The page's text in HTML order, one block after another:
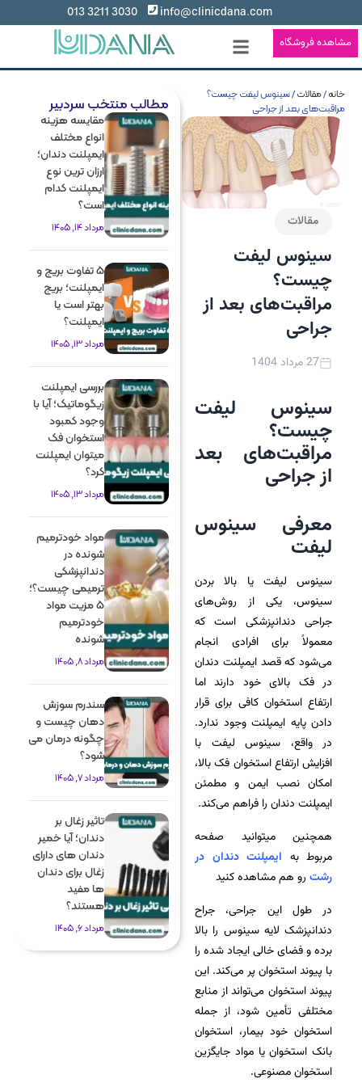
info@clinicdana.com
3030 3211 013
مشاهده فروشگاه
خانه/مقالات/ سینوس لیفت چیست؟
مراقبت‌های بعد از جراحی
مقالات
سینوس لیفت
چیست؟
مراقبت‌های بعد از
جراحی
27 مرداد 1404
سینوس لیفت
چیست؟
مراقبت‌های بعد
از جراحی
معرفی سینوس
لیفت
سینوس لیفت یا بالا بردن
سینوس، یکی از روش‌های
جراحی دندانپزشکی است که
معمولاً برای افرادی انجام
می‌شود که قصد ایمپلنت دندان
در فک بالای خود دارند اما
ارتفاع استخوان کافی برای قرار
دادن پایه ایمپلنت وجود ندارد.
در واقع، سینوس لیفت با
افزایش ارتفاع استخوان فک بالا،
امکان نصب ایمن و مطمئن
ایمپلنت دندان را فراهم می‌کند.
همچنین میتوانید صفحه
مربوط به ایمپلنت دندان در
رشت رو هم مشاهده کنید
در طول این جراحی، جراح
دندانپزشک لایه سینوس را بالا
برده و فضای خالی ایجاد شده را
با پیوند استخوان پر می‌کند. این
پیوند استخوان می‌تواند از منابع
مختلفی تأمین شود، از جمله
استخوان خود بیمار، استخوان
بانک استخوان یا مواد جایگزین
استخوان مصنوعی.
مطالب منتخب سردبیر
مقایسه هزینه
انواع مختلف
ایمپلنت دندان؛
ارزان ترین نوع
ایمپلنت کدام
است؟
مرداد 14, 1405
5 تفاوت بریج و
ایمپلنت؛ بریج
بهتر است یا
ایمپلنت؟
مرداد 13, 1405
بررسی ایمپلنت
زیگوماتیک؛ آیا با
وجود کمبود
استخوان فک
میتوان ایمپلنت
کرد؟
مرداد 13, 1405
مواد خودترمیم
شونده در
دندانپزشکی
ترمیمی چیست؟؛
5 مزیت مواد
خودترمیم
شونده
مرداد 8, 1405
سندرم سوزش
دهان چیست و
چگونه درمان می
شود؟
مرداد 7, 1405
تاثیر زغال بر
دندان؛ آیا خمیر
دندان های دارای
زغال برای دندان
ها مفید
هستند؟
مرداد 6, 1405